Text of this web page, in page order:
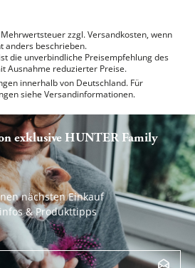
zzgl. Versandkosten, wenn
anders beschrieben.
die unverbindliche Preisempfehlung des
Ausnahme reduzierter Preise.
innerhalb von Deutschland. Für
siehe Versandinformationen.
exklusive HUNTER Family
nächsten Einkauf
& Produkttipps